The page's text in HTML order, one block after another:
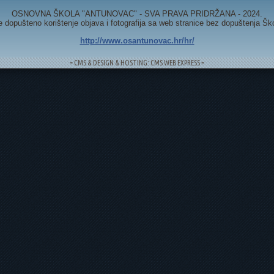
OSNOVNA ŠKOLA "ANTUNOVAC" - SVA PRAVA PRIDRŽANA - 2024.
dopušteno korištenje objava i fotografija sa web stranice bez dopuštenja
http://www.osantunovac.hr/hr/
= CMS & DESIGN & HOSTING: CMS WEB EXPRESS =